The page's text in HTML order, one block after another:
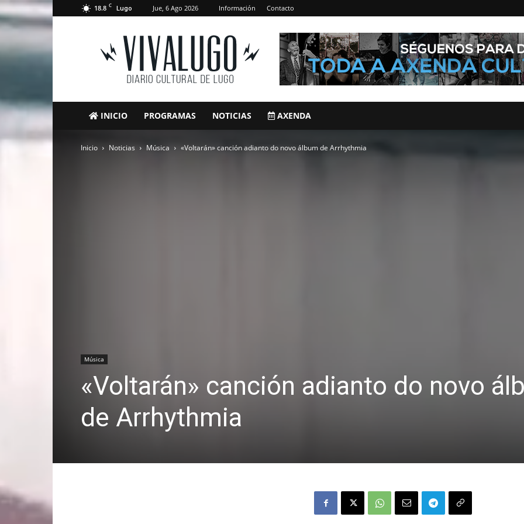
18.8 C Lugo Jue, 6 Ago 2026 Información Contacto
VivaLugo
INICIO PROGRAMAS NOTICIAS AXENDA
Inicio Noticias Música «Voltarán» canción adianto do novo álbum de Arrhythmia
Música
«Voltarán» canción adianto do novo
de Arrhythmia